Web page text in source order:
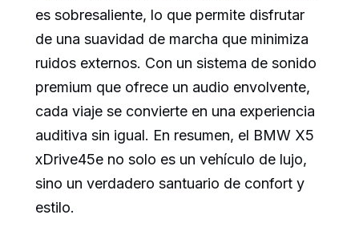
es sobresaliente, lo que permite disfrutar
de una suavidad de marcha que minimiza
ruidos externos. Con un sistema de sonido
premium que ofrece un audio envolvente,
cada viaje se convierte en una experiencia
auditiva sin igual. En resumen, el BMW X5
xDrive45e no solo es un vehículo de lujo,
sino un verdadero santuario de confort y
estilo.